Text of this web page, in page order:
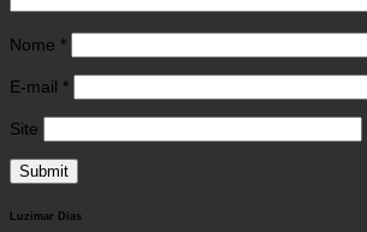
Nome *
E-mail *
Site
Luzimar Dias